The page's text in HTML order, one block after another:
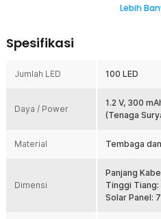
Praktis dan Hemat Listrik
energi yang digunakan untuk
mandiri dengan efisien. Hemat
ideal bagi Anda yang ingin
Flexible Glow
memasang string lights di
dekorasi. Baik untuk kamar, taman,
yang dihasilkan mampu
Lebih
Spesifikasi
Jumlah LED 100 LED
Daya / Power
1.2 V, 300
(Tenaga
Material Tembaga
Dimensi
Panjang
Tinggi Tiang:
Solar Panel: